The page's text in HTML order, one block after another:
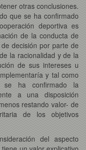
otras conclusiones.
que se ha confirmado
deportiva es
de la conducta de
decisión por parte de
la racionalidad y de la
de sus intereses u
y tal como
se ha confirmado la
a una disposición
restando valor- de
de los objetivos
del aspecto